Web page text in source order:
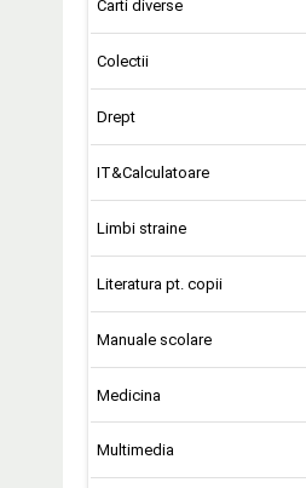
Carti diverse
Colectii
Drept
IT&Calculatoare
Limbi straine
Literatura pt. copii
Manuale scolare
Medicina
Multimedia